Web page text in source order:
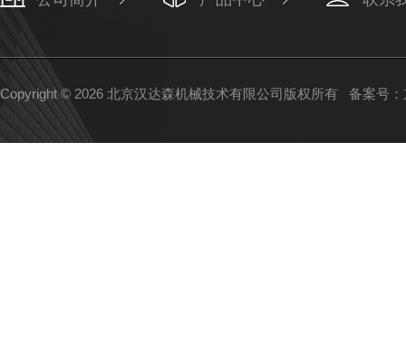
Copyright © 2026 北京汉达森机械技术有限公司版权所有 备案号：